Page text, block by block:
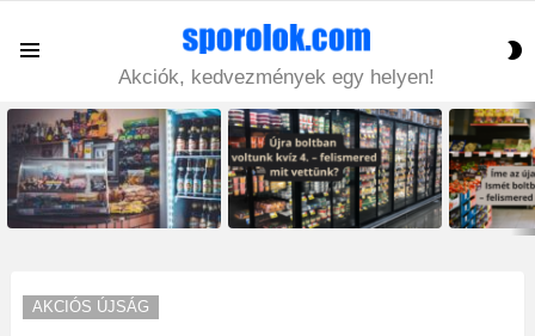
Akciók, kedvezmények egy helyen!
LATEST
STORIES
AKCIÓS ÚJSÁG